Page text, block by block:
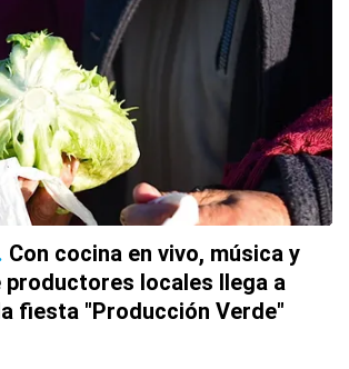
Con cocina en vivo, música y
locales llega a
fiesta "Producción Verde"